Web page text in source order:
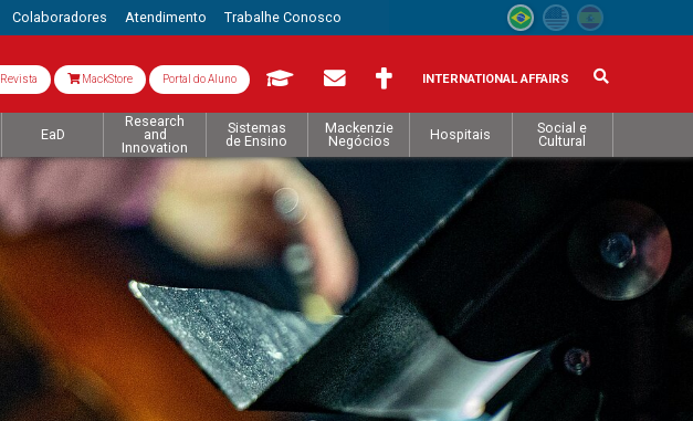
Colaboradores Atendimento Trabalhe Conosco
Revista MackStore Portal do Aluno INTERNATIONAL AFFAIRS
EaD
Research
and
Innovation
Sistemas
de Ensino
Mackenzie
Negócios
Hospitais
Social e
Cultural